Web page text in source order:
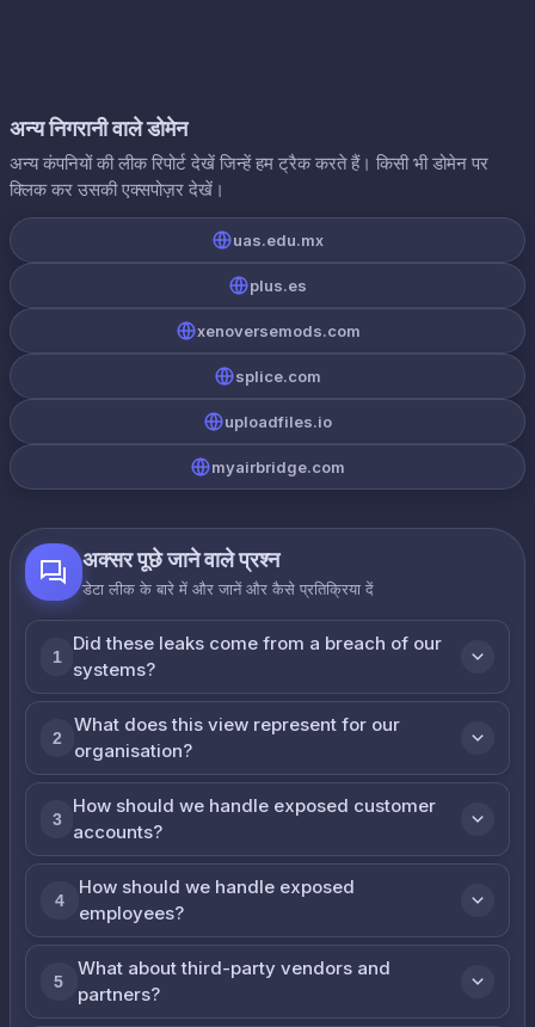
अन्य निगरानी वाले डोमेन
अन्य कंपनियों की लीक रिपोर्ट देखें जिन्हें हम ट्रैक करते हैं। किसी भी डोमेन पर
क्लिक कर उसकी एक्सपोज़र देखें।
uas.edu.mx
plus.es
xenoversemods.com
splice.com
uploadfiles.io
myairbridge.com
अक्सर पूछे जाने वाले प्रश्न
डेटा लीक के बारे में और जानें और कैसे प्रतिक्रिया दें
1
Did these leaks come from a breach of our
systems?
2
What does this view represent for our
organisation?
3
How should we handle exposed customer
accounts?
4
How should we handle exposed
employees?
5
What about third-party vendors and
partners?